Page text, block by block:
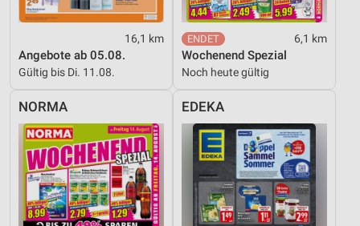
16,1 km
Angebote ab 05.08.
Gültig bis Di. 11.08.
6,1 km
Wochenend Spezial
Noch heute gültig
NORMA EDEKA